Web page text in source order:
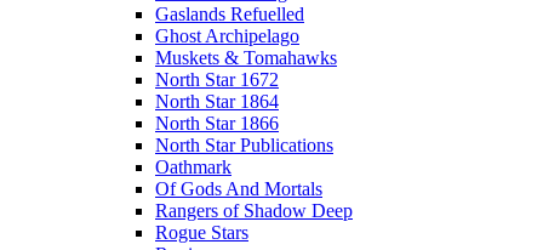
Gaslands Refuelled
Ghost Archipelago
Muskets & Tomahawks
North Star 1672
North Star 1864
North Star 1866
North Star Publications
Oathmark
Of Gods And Mortals
Rangers of Shadow Deep
Rogue Stars